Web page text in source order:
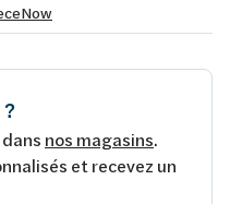
nos magasins.
et recevez un